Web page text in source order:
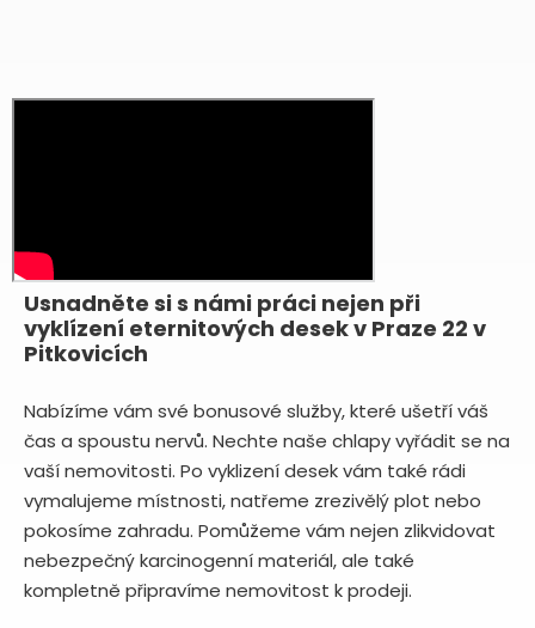
Usnadněte si s námi práci nejen při
vyklízení eternitových desek v Praze 22 v
Pitkovicích
Nabízíme vám své bonusové služby, které ušetří váš
čas a spoustu nervů. Nechte naše chlapy vyřádit se na
vaší nemovitosti. Po vyklizení desek vám také rádi
vymalujeme místnosti, natřeme zrezivělý plot nebo
pokosíme zahradu. Pomůžeme vám nejen zlikvidovat
nebezpečný karcinogenní materiál, ale také
kompletně připravíme nemovitost k prodeji.